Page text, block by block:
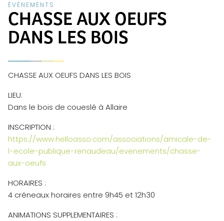
ÉVÈNEMENTS
CHASSE AUX OEUFS
DANS LES BOIS
CHASSE AUX OEUFS DANS LES BOIS
LIEU:
Dans le bois de coueslé à Allaire
INSCRIPTION :
https://www.helloasso.com/associations/amicale-de-
l-ecole-publique-renaudeau/evenements/chasse-
aux-oeufs
HORAIRES :
4 créneaux horaires entre 9h45 et 12h30
ANIMATIONS SUPPLEMENTAIRES :